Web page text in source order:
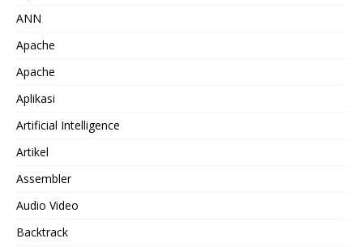
ANN
Apache
Apache
Aplikasi
Artificial Intelligence
Artikel
Assembler
Audio Video
Backtrack